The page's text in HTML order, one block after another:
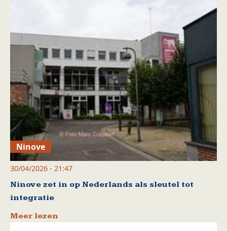
Ninove
30/04/2026 - 21:47
Ninove zet in op Nederlands als sleutel tot
integratie
Meer lezen